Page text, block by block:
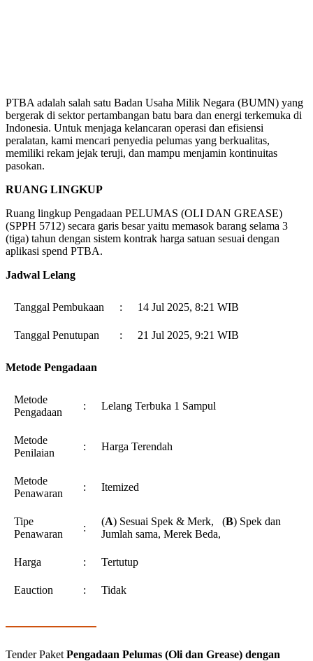
PTBA adalah salah satu Badan Usaha Milik Negara (BUMN) yang
bergerak di sektor pertambangan batu bara dan energi terkemuka di
Indonesia. Untuk menjaga kelancaran operasi dan efisiensi
peralatan, kami mencari penyedia pelumas yang berkualitas,
memiliki rekam jejak teruji, dan mampu menjamin kontinuitas
pasokan.
RUANG LINGKUP
Ruang lingkup Pengadaan PELUMAS (OLI DAN GREASE)
(SPPH 5712) secara garis besar yaitu memasok barang selama 3
(tiga) tahun dengan sistem kontrak harga satuan sesuai dengan
aplikasi spend PTBA.
Jadwal Lelang
Tanggal Pembukaan : 14 Jul 2025, 8:21 WIB
Tanggal Penutupan : 21 Jul 2025, 9:21 WIB
Metode Pengadaan
Metode
Pengadaan
: Lelang Terbuka 1 Sampul
Metode
Penilaian
: Harga Terendah
Metode
Penawaran
: Itemized
Tipe
Penawaran
:
(A) Sesuai Spek & Merk, (B) Spek dan
Jumlah sama, Merek Beda,
Harga : Tertutup
Eauction : Tidak
Tender Paket Pengadaan Pelumas (Oli dan Grease) dengan